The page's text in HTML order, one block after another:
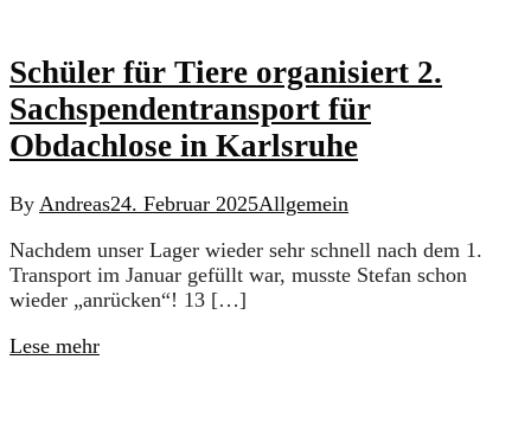
Schüler für Tiere organisiert 2.
Sachspendentransport für
Obdachlose in Karlsruhe
By Andreas24. Februar 2025Allgemein
Nachdem unser Lager wieder sehr schnell nach dem 1.
Transport im Januar gefüllt war, musste Stefan schon
wieder „anrücken“! 13 […]
Lese mehr